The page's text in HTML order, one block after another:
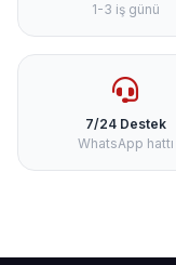
1-3 iş günü
7/24 Destek
WhatsApp hattı